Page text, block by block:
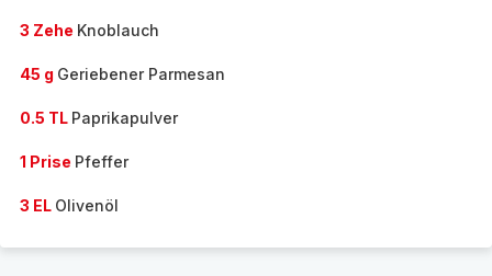
3 Zehe Knoblauch
45 g Geriebener Parmesan
0.5 TL Paprikapulver
1 Prise Pfeffer
3 EL Olivenöl